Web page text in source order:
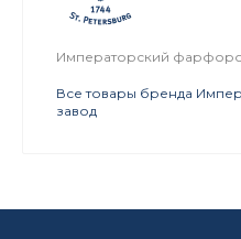
Императорский
Все товары бренда
завод